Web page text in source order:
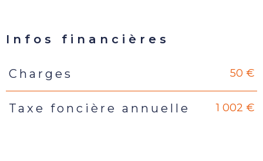
Infos financières
Caractéristiques
Charges 50 €
Taxe foncière annuelle 1 002 €